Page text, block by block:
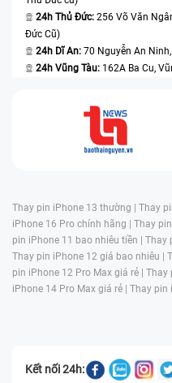
24h Thủ Đức: 256 Võ Văn
Đức Cũ)
24h Dĩ An: 70 Nguyễn An
24h Vũng Tàu: 162A Ba Cu,
Thay pin iPhone 13 thường | Thay
iPhone 16 Pro chính hãng | Thay
pin iPhone 11 bao nhiêu tiền | Thay
Thay pin iPhone 12 giá bao nhiêu |
pin iPhone 12 Pro Max giá rẻ | Thay
iPhone 14 Pro Max giá rẻ | Thay pin
Kết nối 24h: